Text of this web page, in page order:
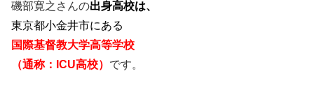
磯部寛之さんの出身高校は、
東京都小金井市にある
国際基督教大学高等学校
（通称：ICU高校） です。